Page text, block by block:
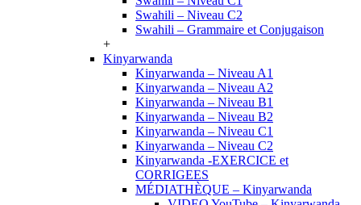
Swahili – Niveau C2
Swahili – Grammaire et Conjugaison
+
Kinyarwanda
Kinyarwanda – Niveau A1
Kinyarwanda – Niveau A2
Kinyarwanda – Niveau B1
Kinyarwanda – Niveau B2
Kinyarwanda – Niveau C1
Kinyarwanda – Niveau C2
Kinyarwanda -EXERCICE et
CORRIGEES
MÉDIATHÈQUE – Kinyarwanda